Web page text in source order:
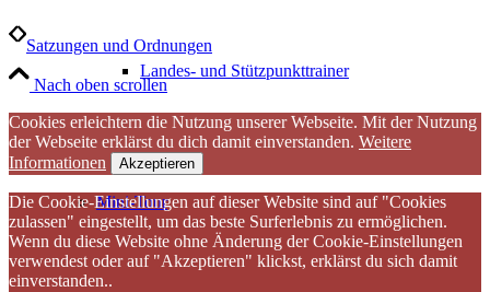
Landes- und Stützpunkttrainer
Mini-Tour
Satzungen und Ordnungen
Nach oben scrollen
Cookies erleichtern die Nutzung unserer Webseite. Mit der Nutzung
der Webseite erklärst du dich damit einverstanden. Weitere
Informationen
Akzeptieren
Die Cookie-Einstellungen auf dieser Website sind auf "Cookies
zulassen" eingestellt, um das beste Surferlebnis zu ermöglichen.
Wenn du diese Website ohne Änderung der Cookie-Einstellungen
verwendest oder auf "Akzeptieren" klickst, erklärst du sich damit
einverstanden..